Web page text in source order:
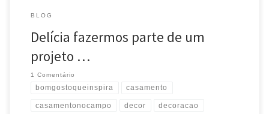
BLOG
Delícia fazermos parte de um
projeto …
1 Comentário
bomgostoqueinspira casamento
casamentonocampo decor decoracao